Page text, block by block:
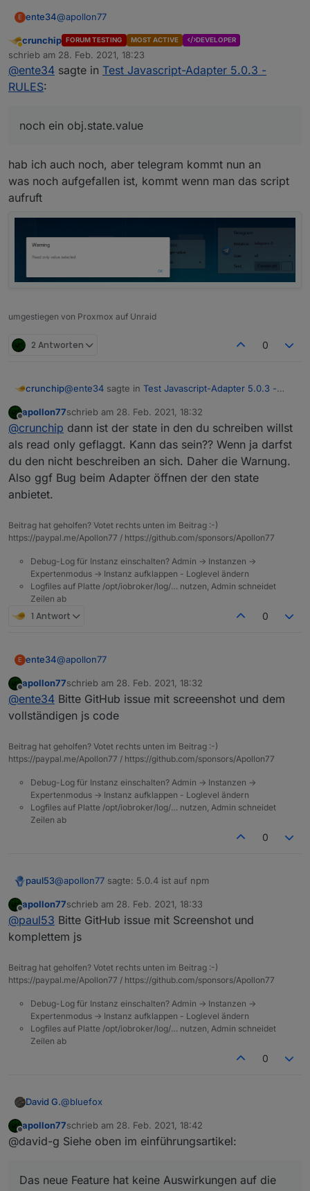
E ente34@apollon77
State condition false funktioniert noch nicht + noch ein
obj.state.value
(5.0.4, habe nur state condition gelöscht und neu
let cond0 = false;
    if (cond0 === false && _cond) {
    } else if (cond0 === true && !_cond) {
        cond0 = false;
Abwesend
crunchip FORUM TESTING MOST ACTIVE DEVELOPER
schrieb am 28. Feb. 2021, 18:23
zuletzt editiert von
@ente34 sagte in Test Javascript-Adapter 5.0.3 -
RULES:
noch ein obj.state.value
hab ich auch noch, aber telegram kommt nun an
was noch aufgefallen ist, kommt wenn man das script
aufruft
umgestiegen von Proxmox auf Unraid
2 Antworten 0
crunchip@ente34 sagte in Test Javascript-Adapter 5.0.3 -
noch ein obj.state.value
hab ich auch noch, aber telegram kommt nun an
was noch aufgefallen ist, kommt wenn man das script
aufruft
apollon77schrieb am 28. Feb. 2021, 18:32
zuletzt editiert von
@crunchip dann ist der state in den du schreiben willst
als read only geflaggt. Kann das sein?? Wenn ja darfst
du den nicht beschreiben an sich. Daher die Warnung.
Also ggf Bug beim Adapter öffnen der den state
anbietet.
Beitrag hat geholfen? Votet rechts unten im Beitrag :-)
https://paypal.me/Apollon77 / https://github.com/sponsors/Apollon77
Debug-Log für Instanz einschalten? Admin -> Instanzen ->
Expertenmodus -> Instanz aufklappen - Loglevel ändern
Logfiles auf Platte /opt/iobroker/log/… nutzen, Admin schneidet
Zeilen ab
1 Antwort 0
E ente34@apollon77
State condition false funktioniert noch nicht + noch ein
obj.state.value
(5.0.4, habe nur state condition gelöscht und neu
gemacht)
let cond0 = false;
    const _cond = obj.state.val == _;
    if (cond0 === false && _cond) {
        cond0 = true;
console.log("TEST Trigger %s
    } else if (cond0 === true && !_cond) {
        cond0 = false;
Offline
apollon77schrieb am 28. Feb. 2021, 18:32
zuletzt editiert von
@ente34 Bitte GitHub issue mit screeenshot und dem
vollständigen js code
Beitrag hat geholfen? Votet rechts unten im Beitrag :-)
https://paypal.me/Apollon77 / https://github.com/sponsors/Apollon77
Debug-Log für Instanz einschalten? Admin -> Instanzen ->
Expertenmodus -> Instanz aufklappen - Loglevel ändern
Logfiles auf Platte /opt/iobroker/log/… nutzen, Admin schneidet
Zeilen ab
0
paul53@apollon77 sagte: 5.0.4 ist auf npm
Fehler:value
Offline
apollon77schrieb am 28. Feb. 2021, 18:33
zuletzt editiert von
@paul53 Bitte GitHub issue mit Screenshot und
komplettem js
Beitrag hat geholfen? Votet rechts unten im Beitrag :-)
https://paypal.me/Apollon77 / https://github.com/sponsors/Apollon77
Debug-Log für Instanz einschalten? Admin -> Instanzen ->
Expertenmodus -> Instanz aufklappen - Loglevel ändern
Logfiles auf Platte /opt/iobroker/log/… nutzen, Admin schneidet
Zeilen ab
0
David G.@bluefox
Hey,
Wurde am Adapte neben den Rules noch viel
Offline
apollon77schrieb am 28. Feb. 2021, 18:42
zuletzt editiert von
@david-g Siehe oben im einführungsartikel:
Das neue Feature hat keine Auswirkungen auf die